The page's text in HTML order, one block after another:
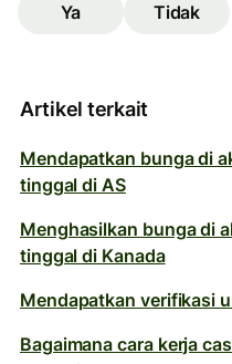
Ya Tidak
Artikel terkait
Mendapatkan bunga di
tinggal di AS
Menghasilkan bunga di
tinggal di Kanada
Mendapatkan verifikasi
Bagaimana cara kerja